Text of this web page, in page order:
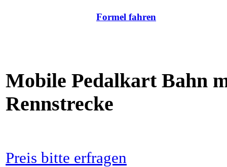
Formel fahren
Mobile Pedalkart Bahn
Rennstrecke
Preis bitte erfragen